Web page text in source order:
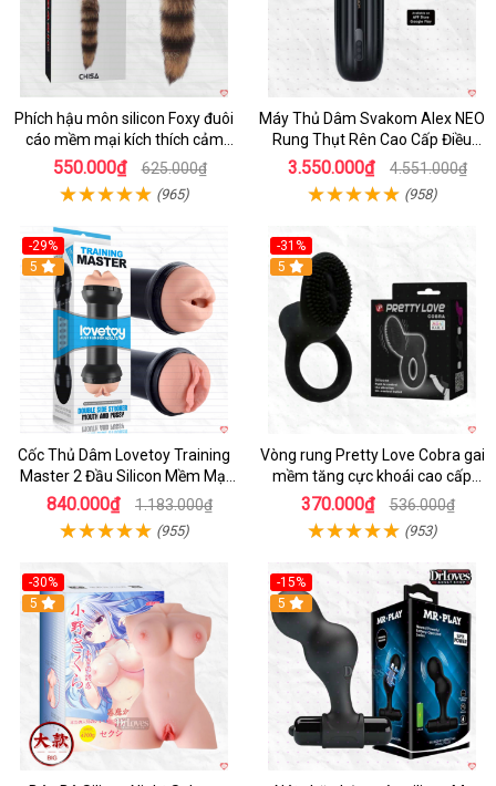
Phích hậu môn silicon Foxy đuôi
cáo mềm mại kích thích cảm
giác mới
550.000₫ 625.000₫
(965)
Máy Thủ Dâm Svakom Alex NEO
Rung Thụt Rên Cao Cấp Điều
Khiển App
3.550.000₫ 4.551.000₫
(958)
-29%
Hot
5
Cốc Thủ Dâm Lovetoy Training
Master 2 Đầu Silicon Mềm Mại
Tiện Lợi
840.000₫ 1.183.000₫
(955)
-31%
5
Vòng rung Pretty Love Cobra gai
mềm tăng cực khoái cao cấp
chính hãng
370.000₫ 536.000₫
(953)
-30%
Hot
5
-15%
Hot
5